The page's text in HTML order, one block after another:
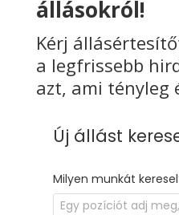
Kérj
a legfrissebb
azt, ami tényleg